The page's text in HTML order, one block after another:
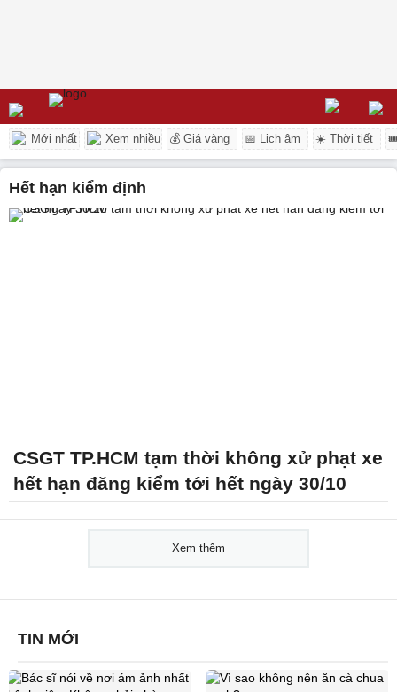
Mới nhất Xem nhiều 💰 Giá vàng 📅 Lịch âm ☀️ Thời tiết
hết hạn kiểm định
CSGT TP.HCM tạm thời không xử phạt xe
hết hạn đăng kiểm tới hết ngày 30/10
Xem thêm
TIN MỚI